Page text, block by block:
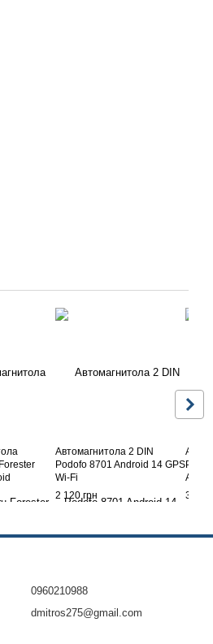
Автомагнитола 2 DIN
Podofo 8701 Android 14 GPS
Wi-Fi
2 120 грн
года
3 270
0960210988
dmitros275@gmail.com